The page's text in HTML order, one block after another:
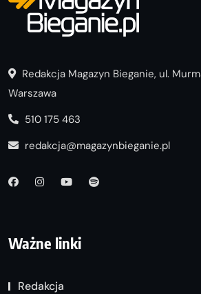
Redakcja Magazyn Bieganie, ul.
Warszawa
510 175 463
redakcja@magazynbieganie.pl
Ważne linki
Redakcja